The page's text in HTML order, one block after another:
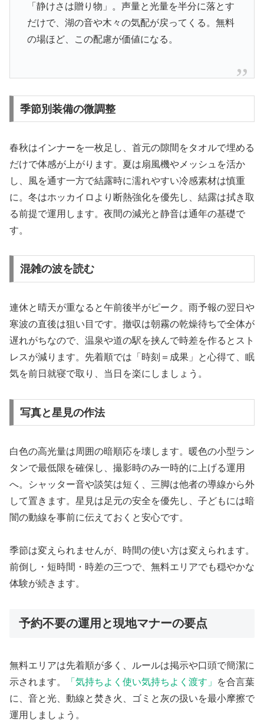
「静けさは贈り物」。声量と光量を半分に落とす
だけで、湖の音や木々の気配が戻ってくる。無料
の場ほど、この配慮が価値になる。
季節別装備の微調整
春秋はインナーを一枚足し、首元の隙間をタオルで埋める
だけで体感が上がります。夏は扇風機やメッシュを活か
し、風を通す一方で結露時に濡れやすい冷感素材は慎重
に。冬はホッカイロより断熱強化を優先し、結露は拭き取
る前提で運用します。夜間の減光と静音は通年の基礎で
す。
混雑の波を読む
連休と晴天が重なると午前後半がピーク。雨予報の翌日や
寒波の直後は狙い目です。撤収は朝霧の乾燥待ちで全体が
遅れがちなので、温泉や道の駅を挟んで時差を作るとスト
レスが減ります。先着順では「時刻＝成果」と心得て、眠
気を前日就寝で取り、当日を楽にしましょう。
写真と星見の作法
白色の高光量は周囲の暗順応を壊します。暖色の小型ラン
タンで最低限を確保し、撮影時のみ一時的に上げる運用
へ。シャッター音や談笑は短く、三脚は他者の導線から外
して置きます。星見は足元の安全を優先し、子どもには暗
闇の動線を事前に伝えておくと安心です。
季節は変えられませんが、時間の使い方は変えられます。
前倒し・短時間・時差の三つで、無料エリアでも穏やかな
体験が続きます。
予約不要の運用と現地マナーの要点
無料エリアは先着順が多く、ルールは掲示や口頭で簡潔に
示されます。
「気持ちよく使い気持ちよく渡す」
を合言葉
に、音と光、動線と焚き火、ゴミと灰の扱いを最小摩擦で
運用しましょう。